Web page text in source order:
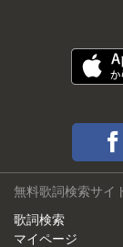
無料歌詞検索サイ
歌詞検索
マイページ